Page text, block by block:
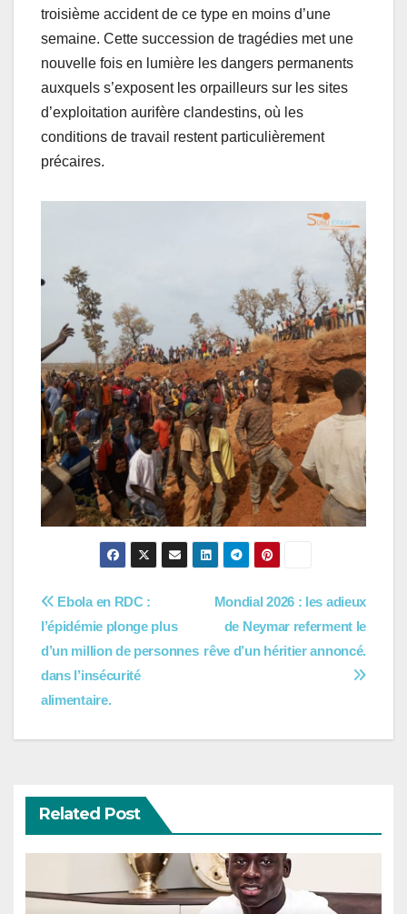
troisième accident de ce type en moins d’une
semaine. Cette succession de tragédies met une
nouvelle fois en lumière les dangers permanents
auxquels s’exposent les orpailleurs sur les sites
d’exploitation aurifère clandestins, où les
conditions de travail restent particulièrement
précaires.
Navigation
de
l’article
Mondial 2026 : les adieux
de Neymar referment le
rêve d’un héritier annoncé.
Ebola en RDC :
l’épidémie plonge plus
d’un million de personnes
dans l’insécurité
alimentaire.
Related Post